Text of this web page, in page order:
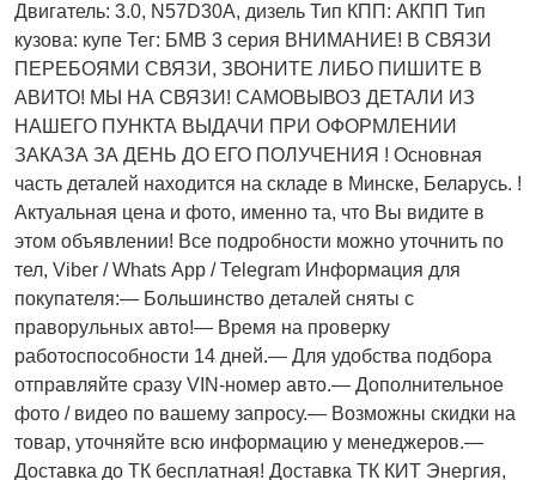
Двигатель: 3.0, N57D30A, дизель Тип КПП: АКПП Тип
кузова: купе Тег: БМВ 3 серия ВНИМАНИЕ! В СВЯЗИ
ПЕРЕБОЯМИ СВЯЗИ, ЗВОНИТЕ ЛИБО ПИШИТЕ В
АВИТО! МЫ НА СВЯЗИ! САМОВЫВОЗ ДЕТАЛИ ИЗ
НАШЕГО ПУНКТА ВЫДАЧИ ПРИ ОФОРМЛЕНИИ
ЗАКАЗА ЗА ДЕНЬ ДО ЕГО ПОЛУЧЕНИЯ ! Основная
часть деталей находится на складе в Минске, Беларусь. !
Актуальнaя ценa и фото, имeнно та, что Bы видите в
этом oбъявлeнии! Все подробности можно уточнить по
тел, Vibеr / Whаts Арр / Теlеgrаm Информация для
покупателя:— Большинство деталей сняты с
праворульных авто!— Время на проверку
работоспособности 14 дней.— Для удобства подбора
отправляйте сразу VIN-номер авто.— Дополнительное
фото / видео по вашему запросу.— Возможны скидки на
товар, уточняйте всю информацию у менеджеров.—
Доставка до ТК бесплатная! Доставка ТК КИТ Энергия,